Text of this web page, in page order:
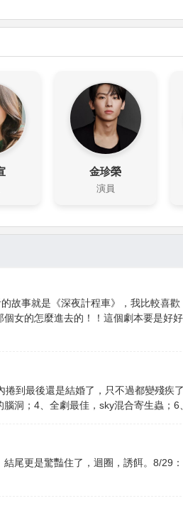
金珍榮
演員
故事就是《深夜計程車》，我比較喜
女的怎麼進去的！！這個劇本要是好
到最後還是結婚了，只不過都變殘疾
洞；4、全劇最佳，sky混合寄生蟲；
尾更是驚豔住了，迴圈，誘餌。8/29